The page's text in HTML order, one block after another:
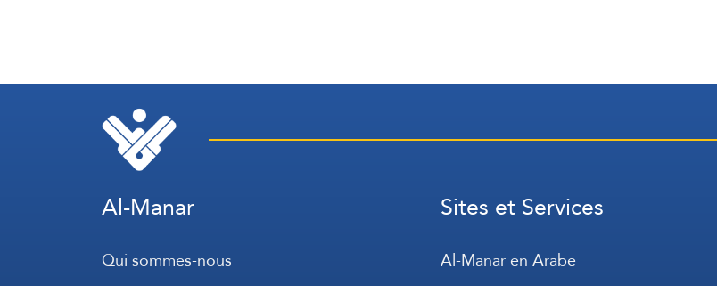
Al-Manar
Qui sommes-nous
Sites et Services
Al-Manar en Arabe